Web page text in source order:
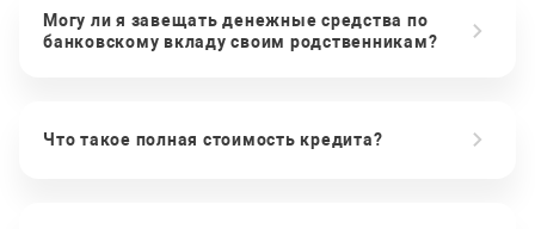
Могу ли я завещать денежные средства по
банковскому вкладу своим родственникам?
Что такое полная стоимость кредита?